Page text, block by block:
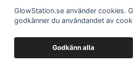
GlowStation.se använder cookies.
godkänner du användandet av
Godkänn alla